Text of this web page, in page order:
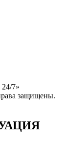
7»
защищены.